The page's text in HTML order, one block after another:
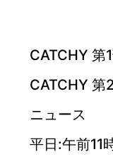
CATCHY 第
CATCHY 第
ニュース
平日:午前11